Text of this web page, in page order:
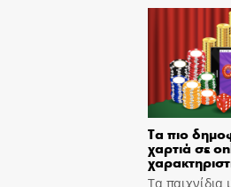
Τα πιο
χαρτιά σε
Τα παιχνίδια